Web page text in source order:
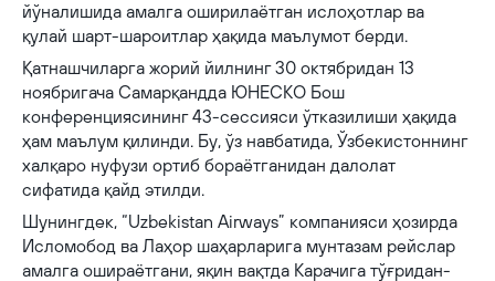
йўналишида амалга оширилаётган ислоҳотлар ва
қулай шарт-шароитлар ҳақида маълумот берди.
Қатнашчиларга жорий йилнинг 30 октябридан 13
ноябригача Самарқандда ЮНЕСКО Бош
конференциясининг 43-сессияси ўтказилиши ҳақида
ҳам маълум қилинди. Бу, ўз навбатида, Ўзбекистоннинг
халқаро нуфузи ортиб бораётганидан далолат
сифатида қайд этилди.
Шунингдек, “Uzbekistan Airways” компанияси ҳозирда
Исломобод ва Лаҳор шаҳарларига мунтазам рейслар
амалга ошираётгани, яқин вақтда Карачига тўғридан-